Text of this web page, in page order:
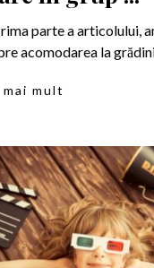
parte a articolului,
acomodarea la
mult